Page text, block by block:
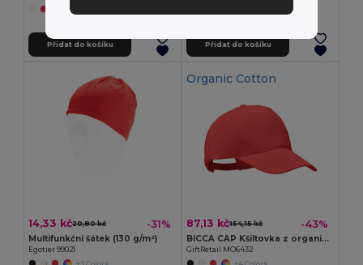
Přidat do košíku Přidat do košíku
14,33 kč20,80 kč -31%
Multifunkční šátek (130 g/m²)
Egotier 99021
Organic Cotton
87,13 kč154,15 kč -43%
BICCA CAP Kšiltovka z organické bavlny
GiftRetail MO6432